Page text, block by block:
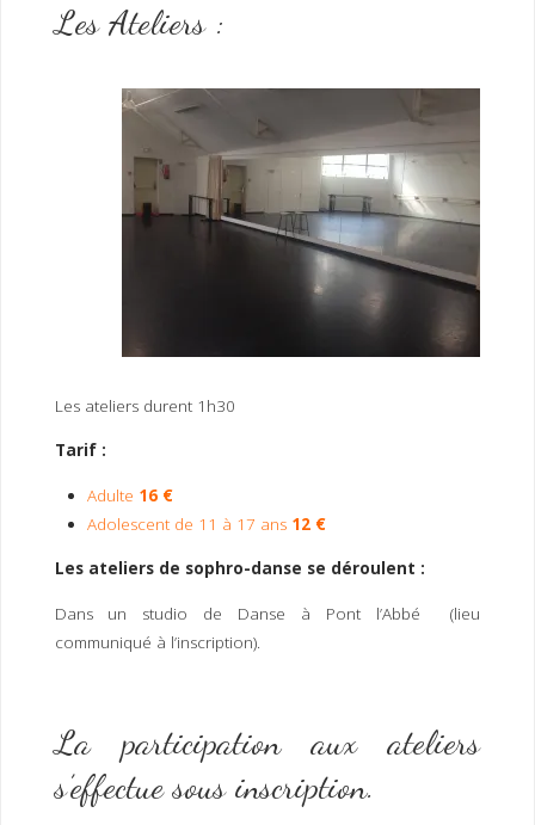
Les Ateliers :
Les ateliers durent 1h30
Tarif :
Adulte 16 €
Adolescent de 11 à 17 ans 12 €
Les ateliers de sophro-danse se déroulent :
Dans un studio de Danse à Pont l’Abbé (lieu
communiqué à l’inscription).
La participation aux ateliers
s’effectue sous inscription.